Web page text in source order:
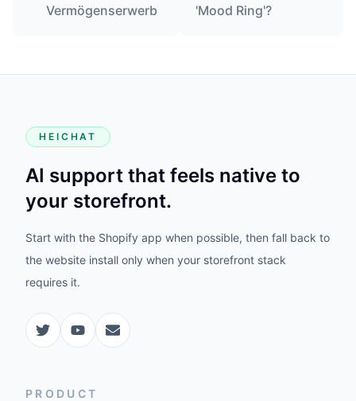
Vermögenserwerb
'Mood Ring'?
HEICHAT
AI support that feels native to
your storefront.
Start with the Shopify app when possible, then fall back to
the website install only when your storefront stack
requires it.
PRODUCT